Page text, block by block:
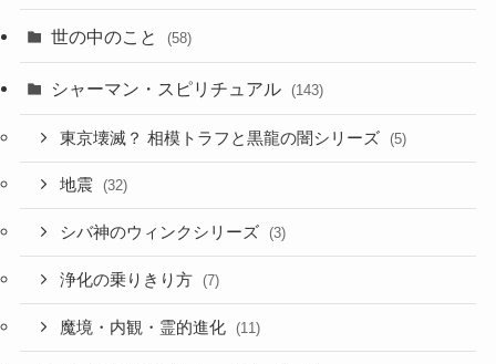
世の中のこと (58)
シャーマン・スピリチュアル (143)
東京壊滅？ 相模トラフと黒龍の闇シリーズ (5)
地震 (32)
シバ神のウィンクシリーズ (3)
浄化の乗りきり方 (7)
魔境・内観・霊的進化 (11)